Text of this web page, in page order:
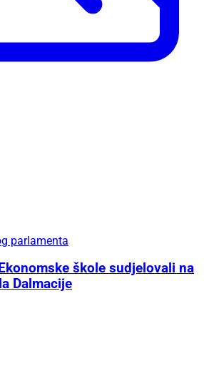
parlamenta
škole sudjelovali na
Dalmacije